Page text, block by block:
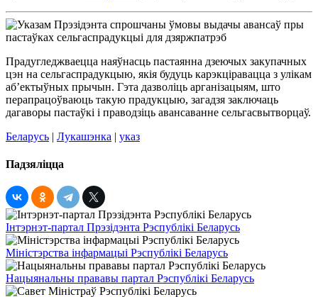
Прадугледжваецца наяўнасць пастаянна дзеючых закупачных
цэн на сельгаспрадукцыю, якія будуць карэкціравацца з улікам
аб’ектыўных прычын. Гэта дазволіць арганізацыям, што
перапрацоўваюць такую прадукцыю, загадзя заключаць
дагаворы пастаўкі і праводзіць авансаванне сельгасвытворцаў.
Беларусь | Лукашэнка | указ
Падзяліцца
Інтэрнэт-партал Прэзідэнта Рэспублікі Беларусь
Міністэрства інфармацыі Рэспублікі Беларусь
Нацыянальны прававы партал Рэспублікі Беларусь